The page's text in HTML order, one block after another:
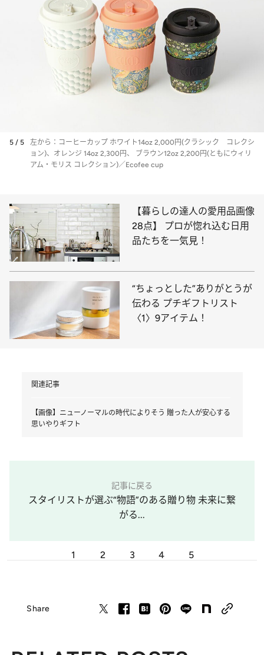
5 / 5
左から：コーヒーカップ ホワイト14oz 2,000円(クラシック コレクシ
ョン)、オレンジ 14oz 2,300円、 ブラウン12oz 2,200円(ともにウィリ
アム・モリス コレクション)／Ecofee cup
【暮らしの達人の愛用品画像
28点】 プロが惚れ込む日用
品たちを一気見！
“ちょっとした”ありがとうが
伝わる プチギフトリスト
〈1〉9アイテム！
関連記事
【画像】ニューノーマルの時代によりそう 贈った人が安心する
思いやりギフト
記事に戻る
スタイリストが選ぶ“物語”のある贈り物 未来に繋
がる...
1 2 3 4 5
Share